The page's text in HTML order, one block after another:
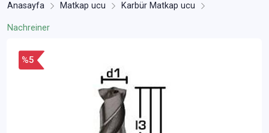
Anasayfa Matkap ucu Karbür Matkap ucu
Nachreiner
%5